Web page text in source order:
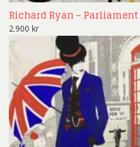
Richard Ryan – Parliament
2.900 kr